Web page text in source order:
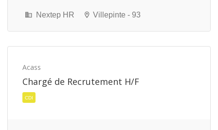
Nextep HR Villepinte - 93
Acass
Chargé de Recrutement H/F